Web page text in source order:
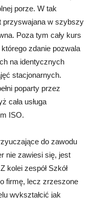
porze. W tak
przyswajana w szybszy
Poza tym cały kurs
zdanie pozwala
na identycznych
stacjonarnych.
poparty przez
cała usługa
ISO.
do zawodu
nie zawiesi się, jest
kolei zespół Szkół
firmę, lecz zrzeszone
wykształcić jak